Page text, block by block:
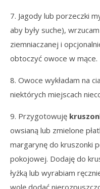
7. Jagody lub porzeczki
aby były suche),
ziemniaczanej i
obtoczyć owoce w mące.
8. Owoce wykładam na
niektórych miejscach
9. Przygotowuję
owsianą lub zmielone
margarynę do kruszonki
pokojowej. Dodaję do
łyżką lub wyrabiam
wolę dodać